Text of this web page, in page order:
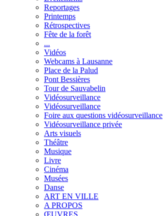
Reportages
Printemps
Rétrospectives
Fête de la forêt
...
Vidéos
Webcams à Lausanne
Place de la Palud
Pont Bessières
Tour de Sauvabelin
Vidéosurveillance
Vidéosurveillance
Foire aux questions vidéosurveillance
Vidéosurveillance privée
Arts visuels
Théâtre
Musique
Livre
Cinéma
Musées
Danse
ART EN VILLE
A PROPOS
ŒUVRES